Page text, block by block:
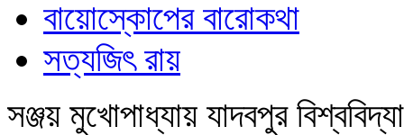
বায়োস্কোপের বারোকথা
সত্যজিৎ রায়
সঞ্জয় মুখোপাধ্যায় যাদবপুর